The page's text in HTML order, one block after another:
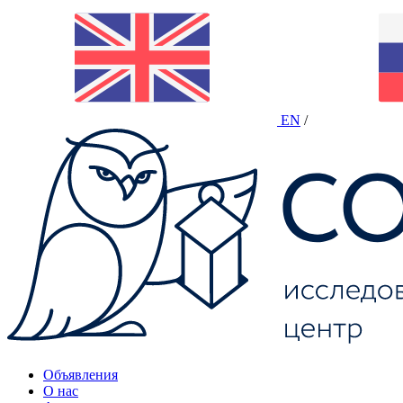
EN /
Объявления
О нас